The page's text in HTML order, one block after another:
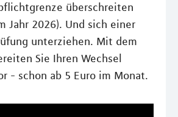
überschreiten
Jahr 2026). Und sich einer
unterziehen. Mit dem
Sie Ihren Wechsel
- schon ab 5 Euro im Monat.